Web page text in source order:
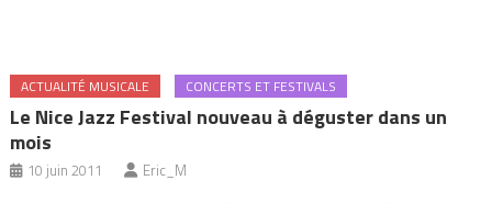
ACTUALITÉ MUSICALE CONCERTS ET FESTIVALS
Le Nice Jazz Festival nouveau à déguster dans un
mois
10 juin 2011 Eric_M